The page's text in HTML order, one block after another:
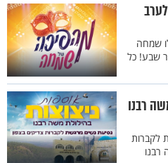
שמחה
שבע! כל
רבנו
לקברות
רבנו